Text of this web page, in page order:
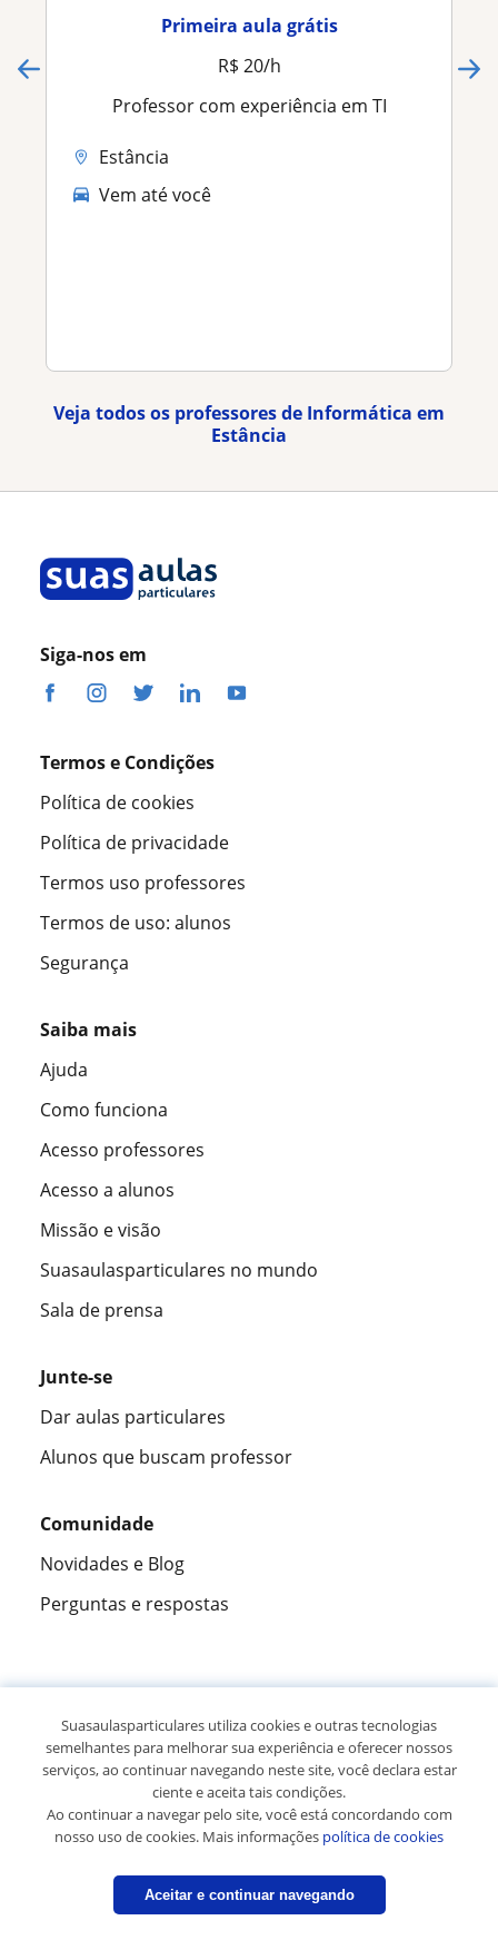
Primeira aula grátis
R$ 20/h
Professor com experiência em TI
Estância
Vem até você
Veja todos os professores de Informática em
Estância
Siga-nos em
Termos e Condições
Política de cookies
Política de privacidade
Termos uso professores
Termos de uso: alunos
Segurança
Saiba mais
Ajuda
Como funciona
Acesso professores
Acesso a alunos
Missão e visão
Suasaulasparticulares no mundo
Sala de prensa
Junte-se
Dar aulas particulares
Alunos que buscam professor
Comunidade
Novidades e Blog
Perguntas e respostas
305915opiniões de alunos
© 2007 - 2026 Suas aulas particulares
Mapa do site:Professores particulares
Suasaulasparticulares utiliza cookies e outras tecnologias
semelhantes para melhorar sua experiência e oferecer nossos
serviços, ao continuar navegando neste site, você declara estar
ciente e aceita tais condições.
Ao continuar a navegar pelo site, você está concordando com
nosso uso de cookies. Mais informações política de cookies
Aceitar e continuar navegando